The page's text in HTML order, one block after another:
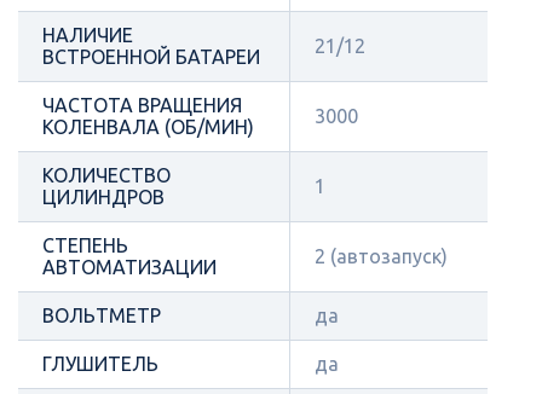
НАЛИЧИЕ
ВСТРОЕННОЙ БАТАРЕИ
21/12
ЧАСТОТА ВРАЩЕНИЯ
КОЛЕНВАЛА (ОБ/МИН)
3000
КОЛИЧЕСТВО
ЦИЛИНДРОВ
1
СТЕПЕНЬ
АВТОМАТИЗАЦИИ
2 (автозапуск)
ВОЛЬТМЕТР да
ГЛУШИТЕЛЬ да